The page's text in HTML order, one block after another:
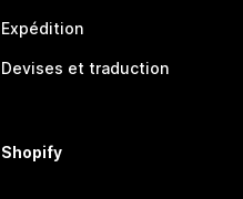
Expédition
Devises et traduction
Shopify